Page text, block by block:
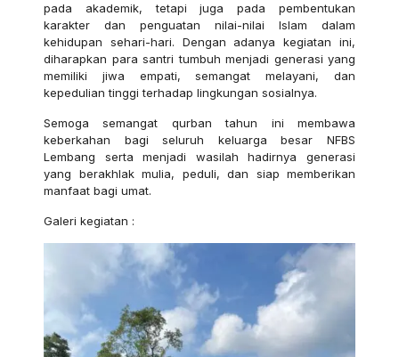
pada akademik, tetapi juga pada pembentukan
karakter dan penguatan nilai-nilai Islam dalam
kehidupan sehari-hari. Dengan adanya kegiatan ini,
diharapkan para santri tumbuh menjadi generasi yang
memiliki jiwa empati, semangat melayani, dan
kepedulian tinggi terhadap lingkungan sosialnya.
Semoga semangat qurban tahun ini membawa
keberkahan bagi seluruh keluarga besar NFBS
Lembang serta menjadi wasilah hadirnya generasi
yang berakhlak mulia, peduli, dan siap memberikan
manfaat bagi umat.
Galeri kegiatan :